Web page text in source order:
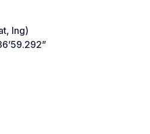
lng)